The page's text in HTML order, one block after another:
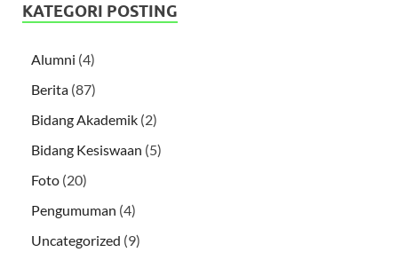
KATEGORI POSTING
Alumni (4)
Berita (87)
Bidang Akademik (2)
Bidang Kesiswaan (5)
Foto (20)
Pengumuman (4)
Uncategorized (9)